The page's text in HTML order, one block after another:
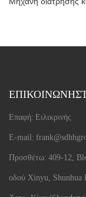
Επαφή: Ειλικρινής
E-mail:
Προσθέτω: 409-12,
οδού Xinyu, Shunhua